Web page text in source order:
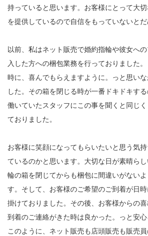
持っていると思います。お客様にとって大
を提供しているので自信をもっていないとだ
以前、私はネット販売で婚約指輪や彼女へ
入した方への梱包業務を行っておりました
時に、喜んでもらえますように。っと思い
した。その箱を閉じる時が一番ドキドキす
働いていたスタッフにこの事を聞くと同じ
ておりました。
お客様に笑顔になってもらいたいと思う気
ているのかと思います。大切な日が素晴ら
輪の箱を閉じてからも梱包に間違いがない
す。そして、お客様のご希望のご到着が日
掛けておりました。その後、お客様からの
到着のご連絡がきた時は良かった。っと安心
このように、ネット販売も店頭販売も販売